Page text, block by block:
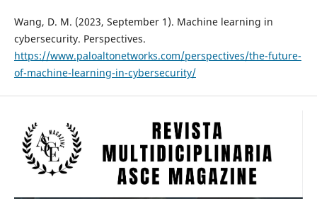
Wang, D. M. (2023, September 1). Machine learning in
cybersecurity. Perspectives.
https://www.paloaltonetworks.com/perspectives/the-future-
of-machine-learning-in-cybersecurity/